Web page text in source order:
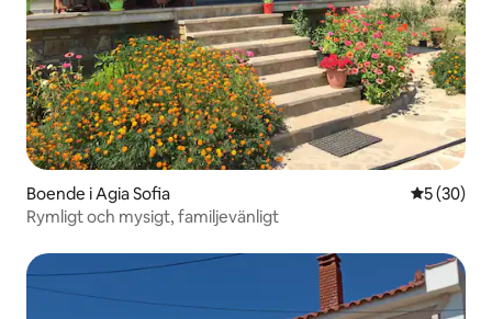
Boende i Agia Sofia 5 av 5 i
5 (30)
Rymligt och mysigt, familjevänligt